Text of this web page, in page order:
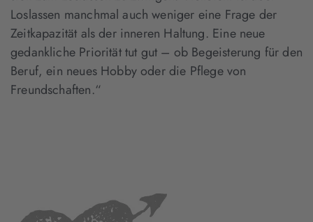
Loslassen manchmal auch weniger eine Frage der
Zeitkapazität als der inneren Haltung. Eine neue
gedankliche Priorität tut gut – ob Begeisterung für den
Beruf, ein neues Hobby oder die Pflege von
Freundschaften.“